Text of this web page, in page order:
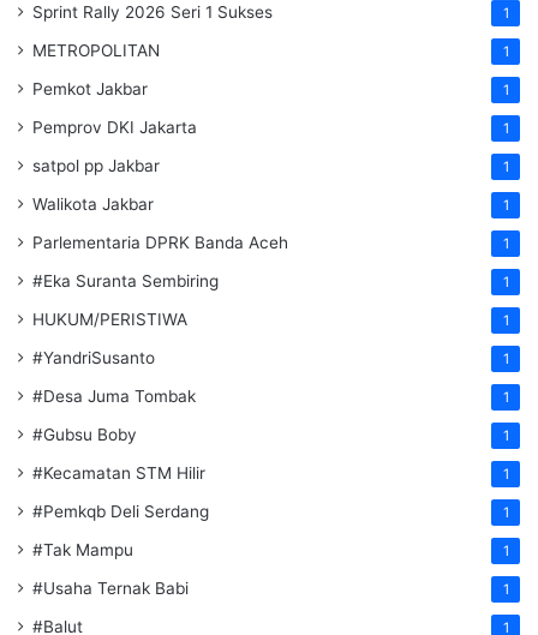
Sprint Rally 2026 Seri 1 Sukses 1
METROPOLITAN 1
Pemkot Jakbar 1
Pemprov DKI Jakarta 1
satpol pp Jakbar 1
Walikota Jakbar 1
Parlementaria DPRK Banda Aceh 1
#Eka Suranta Sembiring 1
HUKUM/PERISTIWA 1
#YandriSusanto 1
#Desa Juma Tombak 1
#Gubsu Boby 1
#Kecamatan STM Hilir 1
#Pemkqb Deli Serdang 1
#Tak Mampu 1
#Usaha Ternak Babi 1
#Balut 1